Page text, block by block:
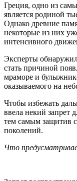
Греция, одно из
является родиной
Однако древние
некоторые из них
интенсивного
Эксперты
стать причиной
мраморе и
оказываемого на
Чтобы избежать
ввела некий запрет
тем самым защитив
поколений.
Что